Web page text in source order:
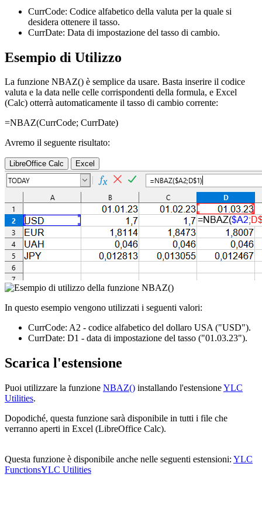
CurrCode: Codice alfabetico della valuta per la quale si
desidera ottenere il tasso.
CurrDate: Data di impostazione del tasso di cambio.
Esempio di Utilizzo
La funzione NBAZ() è semplice da usare. Basta inserire il codice
valuta e la data nelle celle corrispondenti della formula, e Excel
(Calc) otterrà automaticamente il tasso di cambio corrente:
=NBAZ(CurrCode; CurrDate)
Avremo il seguente risultato:
LibreOffice Calc Excel
In questo esempio vengono utilizzati i seguenti valori:
CurrCode: A2 - codice alfabetico del dollaro USA("USD").
CurrDate: D1 - data di impostazione del tasso ("01.03.23").
Scarica l'estensione
Puoi utilizzare la funzione NBAZ() installando l'estensioneYLC
Utilities.
Dopodiché, questa funzione sarà disponibile in tutti i file che
verranno aperti in Excel (LibreOffice Calc).
Questa funzione è disponibile anche nelle seguenti estensioni: YLC
FunctionsYLC Utilities